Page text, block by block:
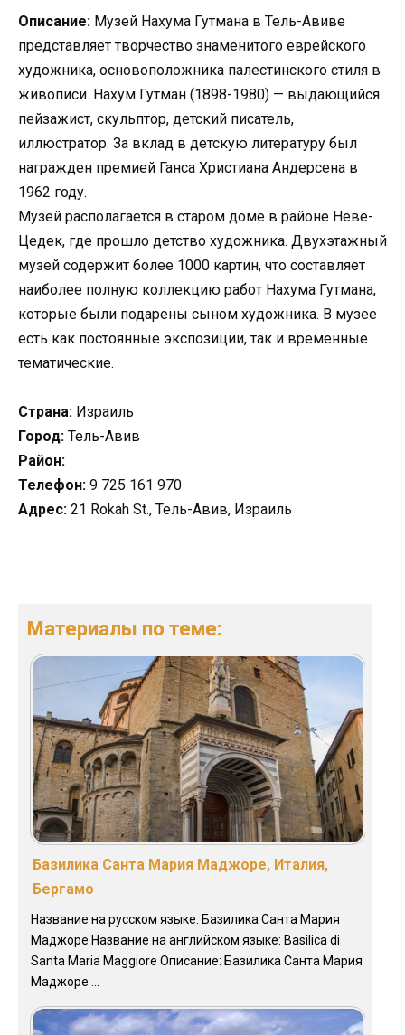
Описание: Музей Нахума Гутмана в Тель-Авиве
представляет творчество знаменитого еврейского
художника, основоположника палестинского стиля в
живописи. Нахум Гутман (1898-1980) — выдающийся
пейзажист, скульптор, детский писатель,
иллюстратор. За вклад в детскую литературу был
награжден премией Ганса Христиана Андерсена в
1962 году.
Музей располагается в старом доме в районе Неве-
Цедек, где прошло детство художника. Двухэтажный
музей содержит более 1000 картин, что составляет
наиболее полную коллекцию работ Нахума Гутмана,
которые были подарены сыном художника. В музее
есть как постоянные экспозиции, так и временные
тематические.
Страна: Израиль
Город: Тель-Авив
Район:
Телефон: 9 725 161 970
Адрес: 21 Rokah St., Тель-Авив, Израиль
Материалы по теме:
Базилика Санта Мария Маджоре, Италия,
Бергамо
Название на русском языке: Базилика Санта Мария
Маджоре Название на английском языке: Basilica di
Santa Maria Maggiore Описание: Базилика Санта Мария
Маджоре ...